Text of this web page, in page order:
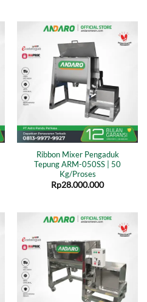
Ribbon Mixer Pengaduk
Tepung ARM-050SS | 50
Kg/Proses
Rp28.000.000